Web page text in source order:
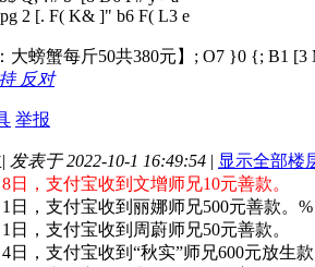
2 [. F( K& ]" b6 F( L3 e
：大螃蟹每斤50共380元】 ; O7 }0 {; B1 [3
反对
举报
| 发表于 2022-10-1 16:49:54 | 显示全部楼
日，支付宝收到文增师兄10元善款。
日，支付宝收到丽娜师兄500元善款。
日，支付宝收到周蔚师兄50元善款。
日，支付宝收到“秋实”师兄600元放生款